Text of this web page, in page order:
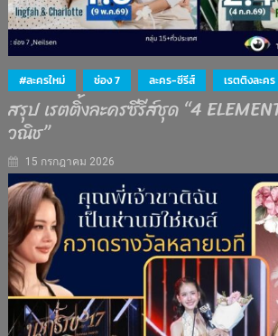
#ละครใหม่ ช่อง 7 ละคร-ซีรีส์ เรตติงละคร
สรุป เรตติ้งละครซีรีส์ชุด “4
วณิช”
15 กรกฎาคม 2026